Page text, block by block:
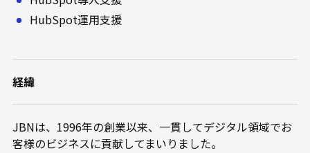
HubSpot運用支援
経緯
JBNは、1996年の創業以来、一貫してデジタル領域でお
客様のビジネスに貢献してまいりました。